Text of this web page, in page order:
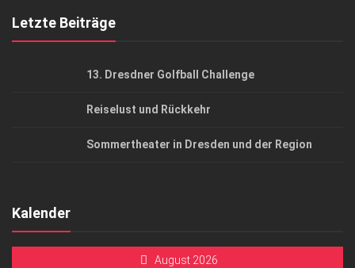
Letzte Beiträge
13. Dresdner Golfball Challenge
Reiselust und Rückkehr
Sommertheater in Dresden und der Region
Kalender
August 2026